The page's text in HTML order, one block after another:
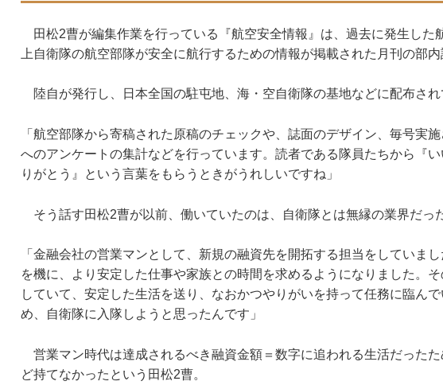
田松2曹が編集作業を行っている『航空安全情報』は、過去に発生した
上自衛隊の航空部隊が安全に航行するための情報が掲載された月刊の部内
陸自が発行し、日本全国の駐屯地、海・空自衛隊の基地などに配布され
「航空部隊から寄稿された原稿のチェックや、誌面のデザイン、毎号実
へのアンケートの集計などを行っています。読者である隊員たちから『
りがとう』という言葉をもらうときがうれしいですね」
そう話す田松2曹が以前、働いていたのは、自衛隊とは無縁の業界だっ
「金融会社の営業マンとして、新規の融資先を開拓する担当をしていま
を機に、より安定した仕事や家族との時間を求めるようになりました。
していて、安定した生活を送り、なおかつやりがいを持って任務に臨ん
め、自衛隊に入隊しようと思ったんです」
営業マン時代は達成されるべき融資金額＝数字に追われる生活だった
ど持てなかったという田松2曹。